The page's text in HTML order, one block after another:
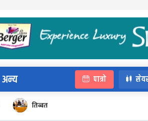
अन्य पात्रो
तिब्बत